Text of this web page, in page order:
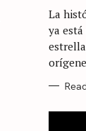
O
I
E
S
La
ya